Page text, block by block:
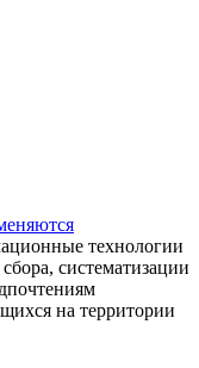
технологии
систематизации
на территории